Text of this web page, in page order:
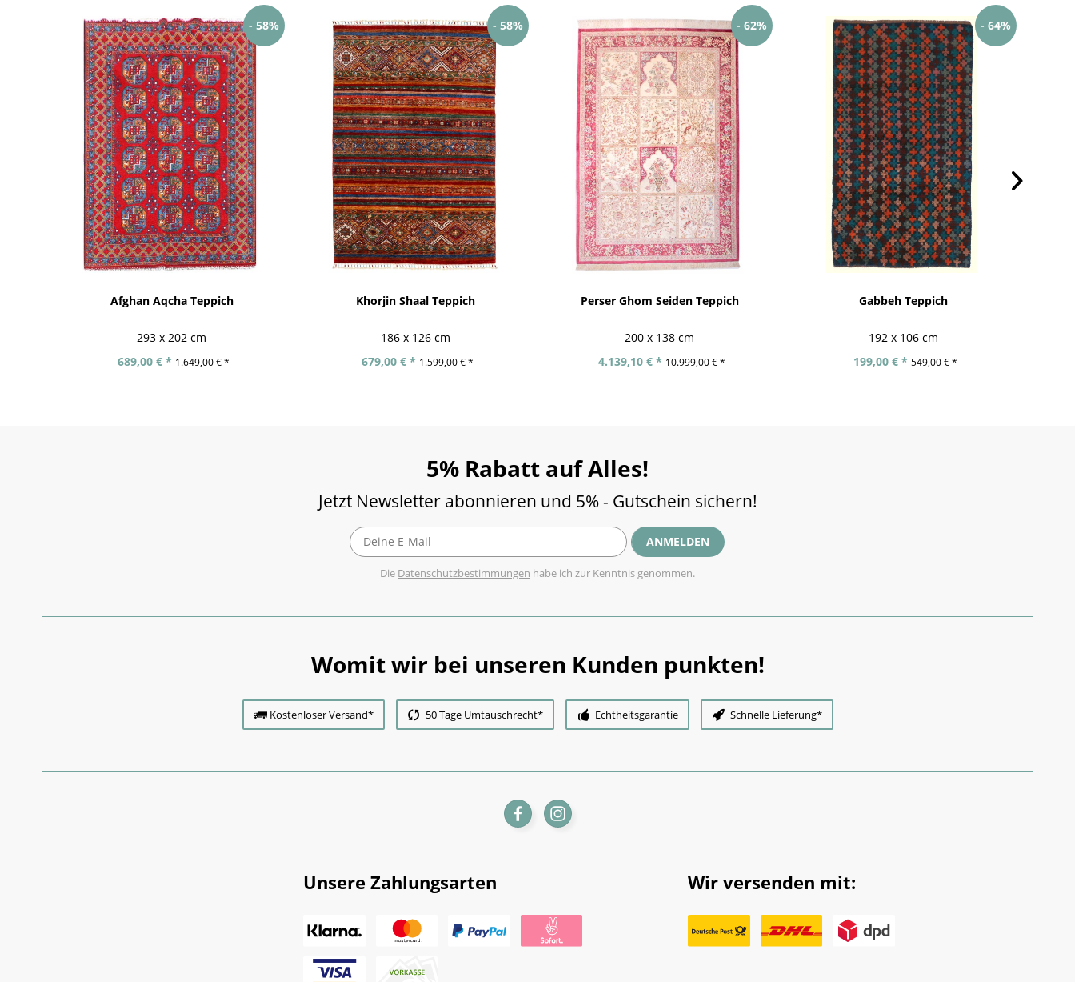
- 58%
Afghan Aqcha Teppich
293 x 202 cm
689,00 € * 1.649,00 € *
- 58%
Khorjin Shaal Teppich
186 x 126 cm
679,00 € * 1.599,00 € *
- 62%
Perser Ghom Seiden Teppich
200 x 138 cm
4.139,10 € * 10.999,00 € *
- 64%
Gabbeh Teppich
192 x 106 cm
199,00 € * 549,00 € *
5% Rabatt auf Alles!
Jetzt Newsletter abonnieren und 5% - Gutschein sichern!
ANMELDEN
Die Datenschutzbestimmungen habe ich zur Kenntnis genommen.
Womit wir bei unseren Kunden punkten!
Kostenloser Versand* 50 Tage Umtauschrecht* Echtheitsgarantie Schnelle Lieferung*
Unsere Zahlungsarten Wir versenden mit: